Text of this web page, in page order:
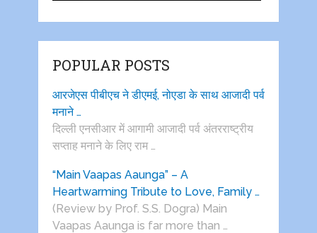
POPULAR POSTS
आरजेएस पीबीएच ने डीएमई, नोएडा के साथ आजादी पर्व
मनाने …
दिल्ली एनसीआर में आगामी आजादी पर्व अंतरराष्ट्रीय
सप्ताह मनाने के लिए राम …
“Main Vaapas Aaunga” – A
Heartwarming Tribute to Love, Family …
(Review by Prof. S.S. Dogra) Main
Vaapas Aaunga is far more than …